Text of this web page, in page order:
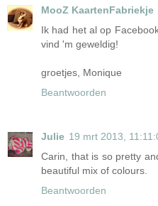
MooZ KaartenFabriekje
Ik had het al op
vind 'm geweldig!
groetjes, Monique
Beantwoorden
Julie 19 mrt 2013,
Carin, that is so pretty
beautiful mix of colours.
Beantwoorden